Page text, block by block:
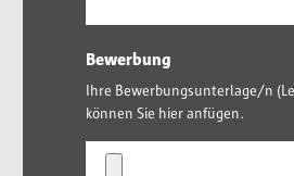
Bewerbung
Ihre Bewerbungsunterlage/n
können Sie hier anfügen.